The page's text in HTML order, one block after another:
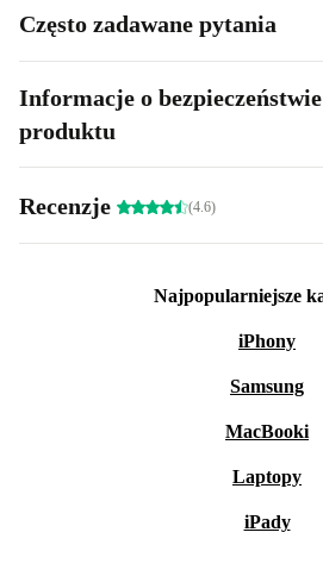
Często zadawane pytania
Informacje o
produktu
Recenzje (4.6)
Najpopularniejsze
iPhony
Samsung
MacBooki
Laptopy
iPady